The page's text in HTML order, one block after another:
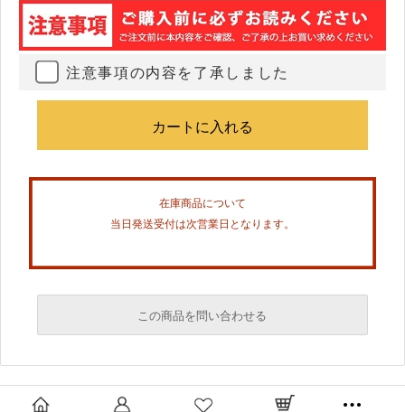
注意事項の内容を了承しました
在庫商品について
当日発送受付は次営業日となります。
この商品を問い合わせる